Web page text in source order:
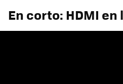
En corto: HDMI